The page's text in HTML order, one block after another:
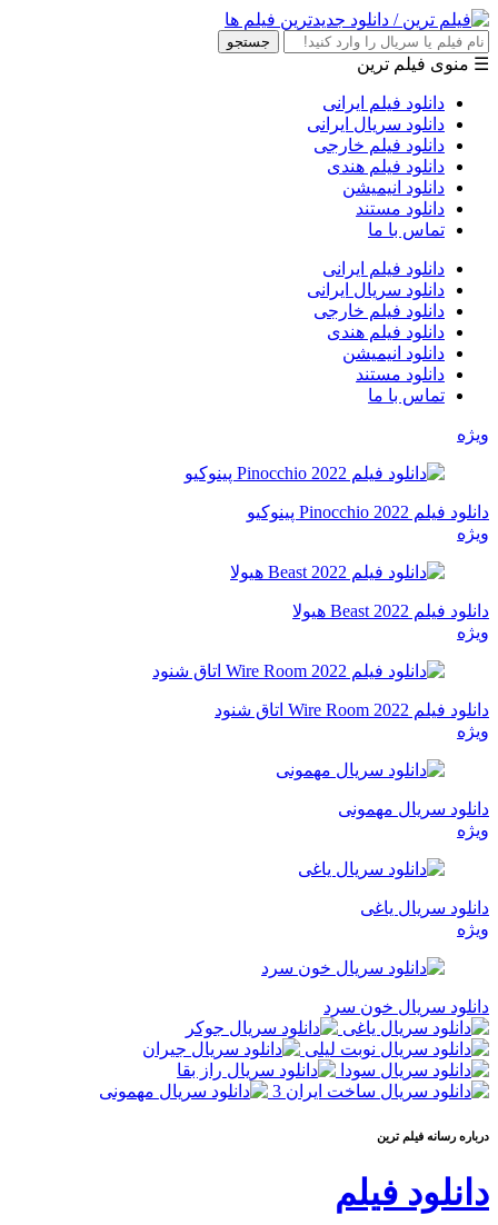
جستجو
☰ منوی فیلم ترین
دانلود فیلم ایرانی
دانلود سریال ایرانی
دانلود فیلم خارجی
دانلود فیلم هندی
دانلود انیمیشن
دانلود مستند
تماس با ما
دانلود فیلم ایرانی
دانلود سریال ایرانی
دانلود فیلم خارجی
دانلود فیلم هندی
دانلود انیمیشن
دانلود مستند
تماس با ما
ویژه
دانلود فیلم Pinocchio 2022 پینوکیو
ویژه
دانلود فیلم Beast 2022 هیولا
ویژه
دانلود فیلم Wire Room 2022 اتاق شنود
ویژه
دانلود سریال مهمونی
ویژه
دانلود سریال یاغی
ویژه
دانلود سریال خون سرد
درباره رسانه فيلم ترين
دانلود فیلم